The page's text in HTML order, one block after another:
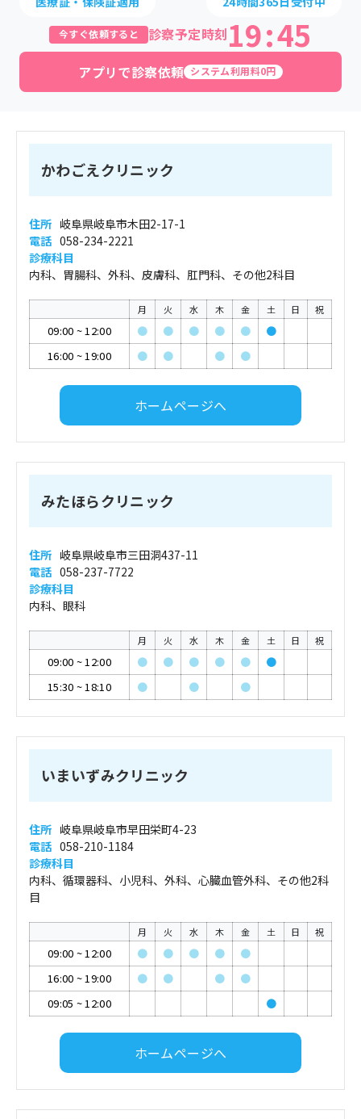
今すぐ依頼すると 診察予定時刻19:45
アプリで診察依頼 システム利用料0円
かわごえクリニック
住所 岐阜県岐阜市木田2-17-1
電話 058-234-2221
診療科目
内科、胃腸科、外科、皮膚科、肛門科、その他2科目
月 火 水 木 金 土 日 祝
09:00 ~12:00 ● ● ● ● ●
●
16:00 ~19:00 ● ● ● ●
ホームページへ
みたほらクリニック
住所 岐阜県岐阜市三田洞437-11
電話 058-237-7722
診療科目
内科、眼科
月 火 水 木 金 土 日 祝
09:00 ~12:00 ● ● ● ● ●
●
15:30 ~18:10 ● ● ●
いまいずみクリニック
住所 岐阜県岐阜市早田栄町4-23
電話 058-210-1184
診療科目
内科、循環器科、小児科、外科、心臓血管外科、その他2科
目
月 火 水 木 金 土 日 祝
09:00 ~12:00 ● ● ● ●
●
16:00 ~19:00 ● ● ●
●
09:05 ~12:00 ●
ホームページへ